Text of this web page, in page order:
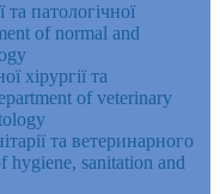
патологічної
of normal and
хірургії та
of veterinary
та ветеринарного
hygiene, sanitation and